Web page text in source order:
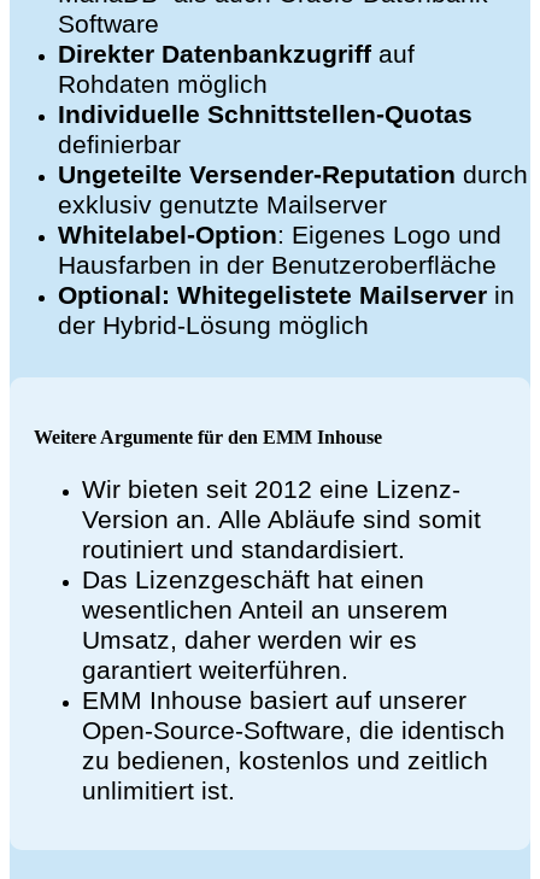
Software
Direkter Datenbankzugriff auf
Rohdaten möglich
Individuelle Schnittstellen-Quotas
definierbar
Ungeteilte Versender-Reputation durch
exklusiv genutzte Mailserver
Whitelabel-Option: Eigenes Logo und
Hausfarben in der Benutzeroberfläche
Optional: Whitegelistete Mailserver in
der Hybrid-Lösung möglich
Weitere Argumente für den EMM Inhouse
Wir bieten seit 2012 eine Lizenz-
Version an. Alle Abläufe sind somit
routiniert und standardisiert.
Das Lizenzgeschäft hat einen
wesentlichen Anteil an unserem
Umsatz, daher werden wir es
garantiert weiterführen.
EMM Inhouse basiert auf unserer
Open-Source-Software, die identisch
zu bedienen, kostenlos und zeitlich
unlimitiert ist.